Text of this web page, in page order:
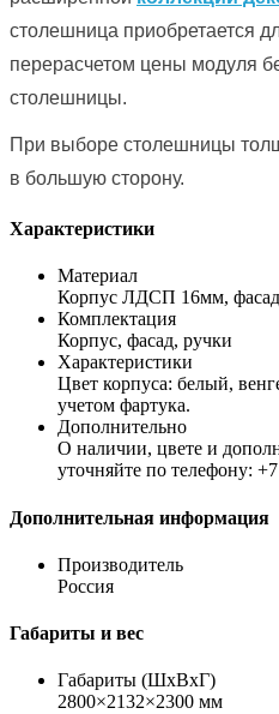
столешница приобретается
перерасчетом цены модуля
столешницы.
При выборе столешницы
в большую сторону.
Характеристики
Материал
Корпус ЛДСП 16мм,
Комплектация
Корпус, фасад, ручки
Характеристики
Цвет корпуса: белый,
учетом фартука.
Дополнительно
О наличии, цвете и
уточняйте по телефону:
Дополнительная информация
Производитель
Россия
Габариты и вес
Габариты (ШхВхГ)
2800×2132×2300 мм